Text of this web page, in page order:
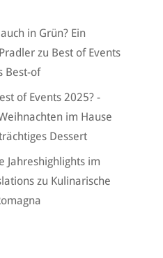
in Grün? Ein
zu Best of Events
Best-of
of Events 2025? -
im Hause
Dessert
Jahreshighlights im
zu Kulinarische